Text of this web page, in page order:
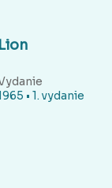
• 1. vydanie